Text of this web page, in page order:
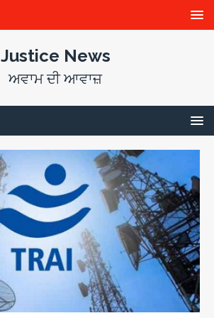
Justice News
ਅਵਾਮ ਦੀ ਆਵਾਜ਼